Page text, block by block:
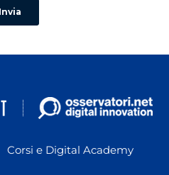
Corsi e Digital Academy